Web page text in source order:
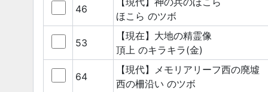
46
ほこら のツボ
53
【現在】大地の精霊像
頂上 のキラキラ(金)
64
【現代】メモリアリーフ西の廃墟
西の柵沿い のツボ